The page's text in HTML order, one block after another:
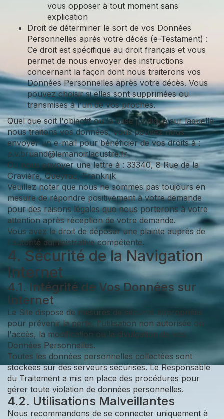
vous opposer à tout moment sans
explication
Droit de déterminer le sort de vos Données
Personnelles après votre décès (e-Testament) :
Ce droit est spécifique au droit français et vous
permet de nous envoyer des instructions
concernant la façon dont nous traiterons vos
Données Personnelles après votre décès. Vous
pouvez choisir si elles sont supprimées ou
transmises à l'un de vos proches.
Quel que soit l'objectif ou la base juridique sur laquelle
nous traitons vos données, vous pouvez nous
envoyer un e-mail pour bénéficier de vos droits à :
p.v.bruand@lemanoirlacustre.fr
Ou nous envoyer une lettre à : 33340, 8 Rue de la
Gravière, Queyrac, Frankrijk
Veuillez noter que nous ne sommes pas toujours en
mesure de répondre positivement à votre demande
pour des raisons légales que nous porterons à votre
attention après réception de votre demande.
Vous avez le droit de déposer une plainte auprès de
l'autorité administrative compétente.
4. Sécurité de la Navigation
Internet
4.1. Intégrité de Vos Données sur
Internet
Le Site dispose de mesures de sécurité appropriées
pour prévenir la perte, l'utilisation non autorisée ou
l'accès, la modification ou la divulgation de vos
Données Personnelles.
Toutes les données personnelles collectées sont
stockées sur des serveurs sécurisés. Le Responsable
du Traitement a mis en place des procédures pour
gérer toute violation de données personnelles.
4.2. Utilisations Malveillantes
Nous recommandons de se connecter uniquement à